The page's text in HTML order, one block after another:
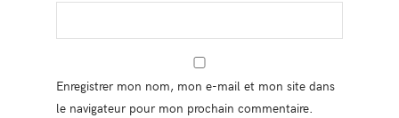
Enregistrer mon nom, mon e-mail et mon site dans
le navigateur pour mon prochain commentaire.